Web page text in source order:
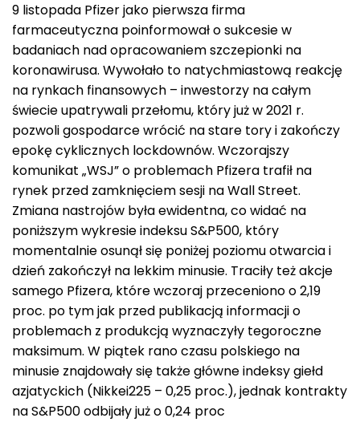
9 listopada Pfizer jako pierwsza firma
farmaceutyczna poinformował o sukcesie w
badaniach nad opracowaniem szczepionki na
koronawirusa. Wywołało to natychmiastową reakcję
na rynkach finansowych – inwestorzy na całym
świecie upatrywali przełomu, który już w 2021 r.
pozwoli gospodarce wrócić na stare tory i zakończy
epokę cyklicznych lockdownów. Wczorajszy
komunikat „WSJ” o problemach Pfizera trafił na
rynek przed zamknięciem sesji na Wall Street.
Zmiana nastrojów była ewidentna, co widać na
poniższym wykresie indeksu S&P500, który
momentalnie osunął się poniżej poziomu otwarcia i
dzień zakończył na lekkim minusie. Traciły też akcje
samego Pfizera, które wczoraj przeceniono o 2,19
proc. po tym jak przed publikacją informacji o
problemach z produkcją wyznaczyły tegoroczne
maksimum. W piątek rano czasu polskiego na
minusie znajdowały się także główne indeksy giełd
azjatyckich (Nikkei225 – 0,25 proc.), jednak kontrakty
na S&P500 odbijały już o 0,24 proc